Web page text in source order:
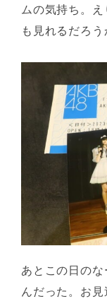
ムの気持ち。
も見れるだろう
あとこの日の
んだった。お見